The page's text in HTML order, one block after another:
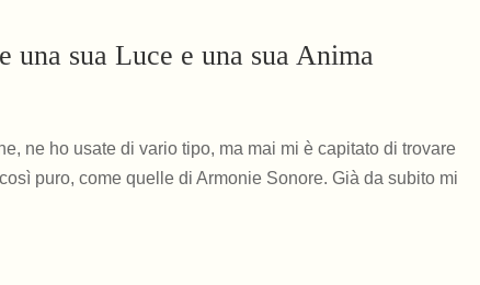
una sua Luce e una sua Anima
ne ho usate di vario tipo, ma mai mi è capitato di trovare
puro, come quelle di Armonie Sonore. Già da subito mi